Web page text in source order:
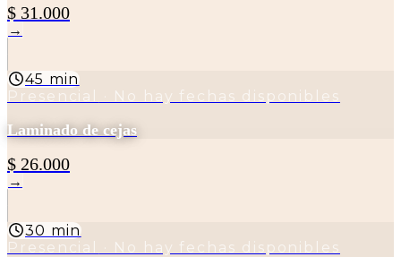
$ 31.000
→
45 min
Presencial
· No hay fechas disponibles
Laminado de cejas
$ 26.000
→
30 min
Presencial
· No hay fechas disponibles